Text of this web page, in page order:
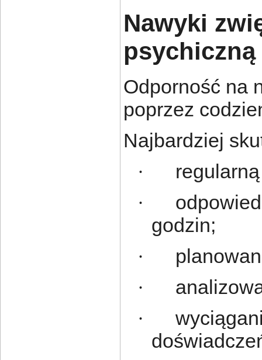
Nawyki
psychiczną
Odporność na
poprzez
Najbardziej
·
·
godzin;
·
·
·